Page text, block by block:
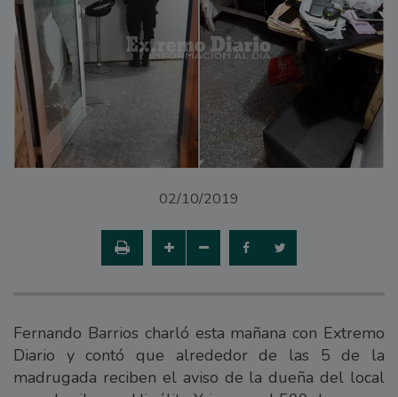
02/10/2019
Fernando Barrios charló esta mañana con Extremo
Diario y contó que alrededor de las 5 de la
madrugada reciben el aviso de la dueña del local